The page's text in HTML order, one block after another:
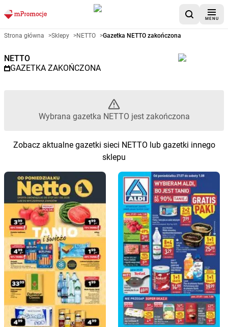
MENU
Gazetka promocyjna NETTO –
Strona główna >Sklepy >NETTO >Gazetka NETTO zakończona
NETTO
GAZETKA ZAKOŃCZONA
Wybrana gazetka NETTO jest zakończona
Zobacz aktualne gazetki sieci NETTO lub gazetki innego
sklepu